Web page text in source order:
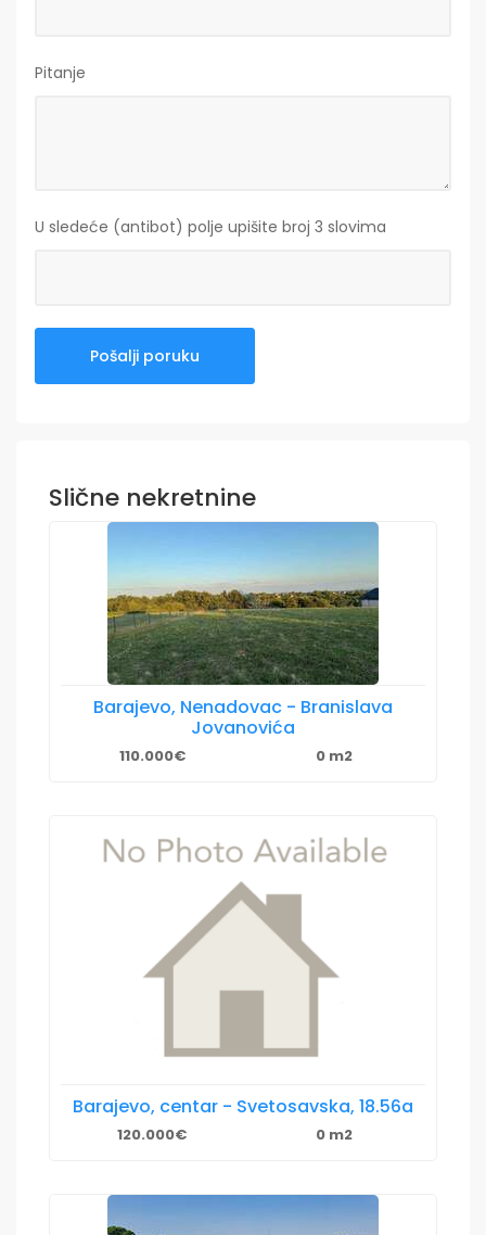
Pitanje
U sledeće (antibot) polje upišite broj 3 slovima
Slične nekretnine
Barajevo, Nenadovac - Branislava
Jovanovića
110.000€ 0 m2
Barajevo, centar - Svetosavska, 18.56a
120.000€ 0 m2